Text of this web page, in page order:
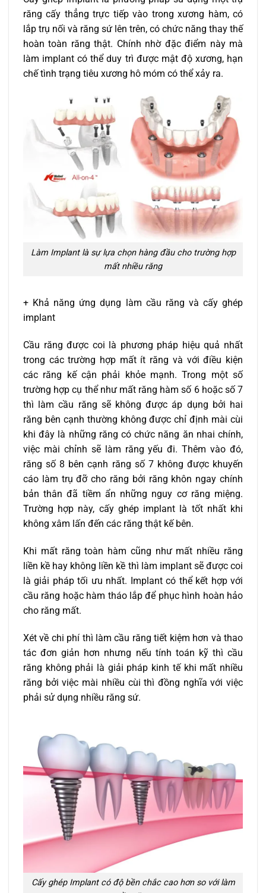
răng cấy thẳng trực tiếp vào trong xương hàm, có
lắp trụ nối và răng sứ lên trên, có chức năng thay thế
hoàn toàn răng thật. Chính nhờ đặc điểm này mà
làm implant có thể duy trì được mật độ xương, hạn
chế tình trạng tiêu xương hô móm có thể xảy ra.
Làm Implant là sự lựa chọn hàng đầu cho trường hợp
mất nhiều răng
+ Khả năng ứng dụng làm cầu răng và cấy ghép
implant
Cầu răng được coi là phương pháp hiệu quả nhất
trong các trường hợp mất ít răng và với điều kiện
các răng kế cận phải khỏe mạnh. Trong một số
trường hợp cụ thể như mất răng hàm số 6 hoặc số 7
thì làm cầu răng sẽ không được áp dụng bởi hai
răng bên cạnh thường không được chỉ định mài cùi
khi đây là những răng có chức năng ăn nhai chính,
việc mài chỉnh sẽ làm răng yếu đi. Thêm vào đó,
răng số 8 bên cạnh răng số 7 không được khuyến
cáo làm trụ đỡ cho răng bởi răng khôn ngay chính
bản thân đã tiềm ẩn những nguy cơ răng miệng.
Trường hợp này, cấy ghép implant là tốt nhất khi
không xâm lấn đến các răng thật kế bên.
Khi mất răng toàn hàm cũng như mất nhiều răng
liền kề hay không liền kề thì làm implant sẽ được coi
là giải pháp tối ưu nhất. Implant có thể kết hợp với
cầu răng hoặc hàm tháo lắp để phục hình hoàn hảo
cho răng mất.
Xét về chi phí thì làm cầu răng tiết kiệm hơn và thao
tác đơn giản hơn nhưng nếu tính toán kỹ thì cầu
răng không phải là giải pháp kinh tế khi mất nhiều
răng bởi việc mài nhiều cùi thì đồng nghĩa với việc
phải sử dụng nhiều răng sứ.
Cấy ghép Implant có độ bền chắc cao hơn so với làm